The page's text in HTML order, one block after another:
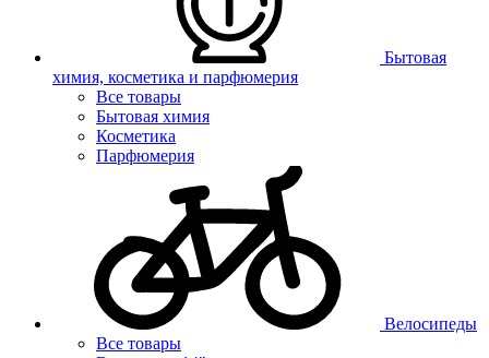
Бытовая
химия, косметика и парфюмерия
Все товары
Бытовая химия
Косметика
Парфюмерия
Велосипеды
Все товары